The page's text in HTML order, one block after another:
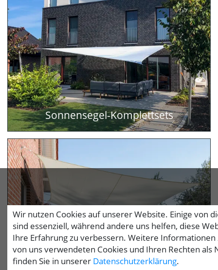
Sonnensegel-Komplettsets
Sonnensegel
Wir nutzen Cookies auf unserer Website. Einige von
sind essenziell, während andere uns helfen, diese
Ihre Erfahrung zu verbessern. Weitere Informationen
von uns verwendeten Cookies und Ihren Rechten als
finden Sie in unserer Daten­schutz­erklärung.